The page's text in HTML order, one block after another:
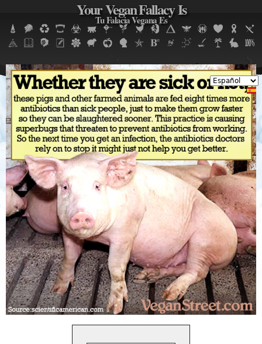
Jump to navigation
Your Vegan Fallacy Is
Tu Falacia Vegana Es